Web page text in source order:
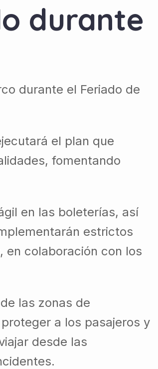
durante
durante el Feriado de
el plan que
fomentando
en las boleterías, así
estrictos
en colaboración con los
las zonas de
a los pasajeros y
desde las